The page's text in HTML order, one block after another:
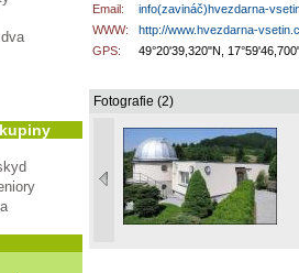
Email:
info(zavináč)hvezdarna-
WWW:
http://www.hvezdarna-
GPS:
49°20'39,320"N,
Fotografie (2)